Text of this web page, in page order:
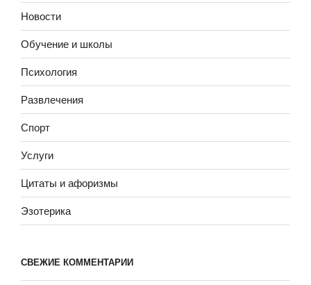
Новости
Обучение и школы
Психология
Развлечения
Спорт
Услуги
Цитаты и афоризмы
Эзотерика
СВЕЖИЕ КОММЕНТАРИИ